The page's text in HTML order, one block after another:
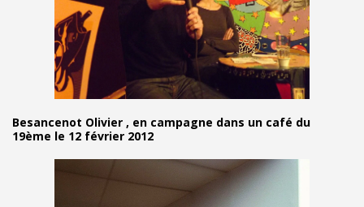
Besancenot Olivier , en campagne dans un café du
19ème le 12 février 2012